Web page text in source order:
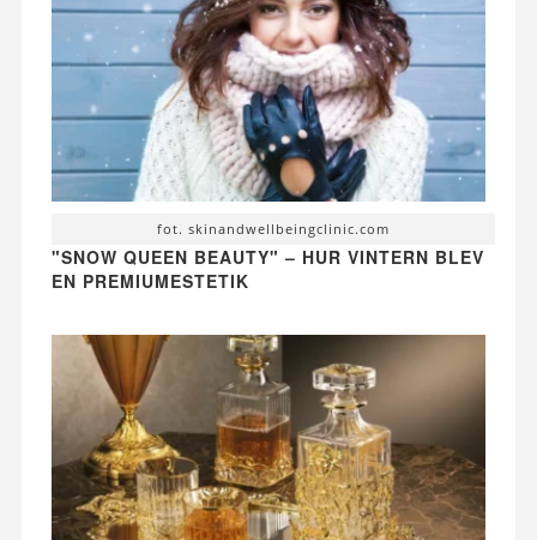
fot. skinandwellbeingclinic.com
"SNOW QUEEN BEAUTY" – HUR VINTERN BLEV
EN PREMIUMESTETIK